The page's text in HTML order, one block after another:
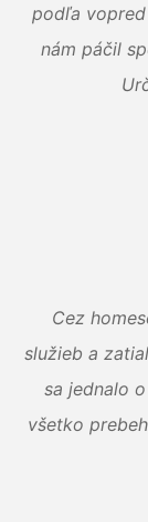
podľa
nám páčil
Cez
služieb a
sa jednalo
všetko